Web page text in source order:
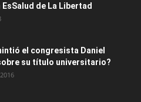
de La Libertad
el congresista Daniel
su título universitario?